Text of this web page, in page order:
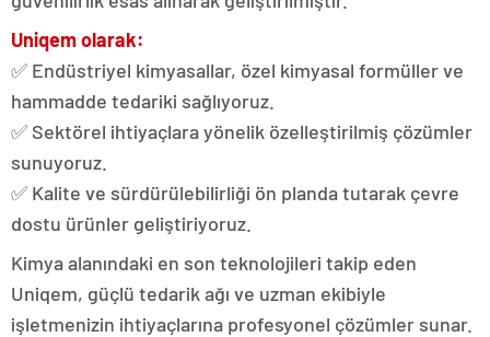
Uniqem olarak:
✅ Endüstriyel kimyasallar, özel kimyasal formüller ve
hammadde tedariki sağlıyoruz.
✅ Sektörel ihtiyaçlara yönelik özelleştirilmiş çözümler
sunuyoruz.
✅ Kalite ve sürdürülebilirliği ön planda tutarak çevre
dostu ürünler geliştiriyoruz.
Kimya alanındaki en son teknolojileri takip eden
Uniqem, güçlü tedarik ağı ve uzman ekibiyle
işletmenizin ihtiyaçlarına profesyonel çözümler sunar.